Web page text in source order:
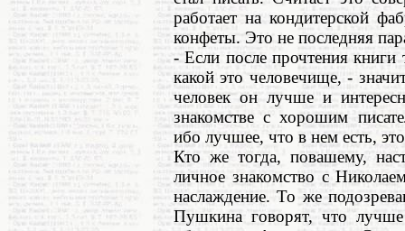
работает на кондитерской
конфеты. Это не последняя
- Если после прочтения книги
какой это человечище, -
человек он лучше и
знакомстве с хорошим
ибо лучшее, что в нем есть,
Кто же тогда, повашему,
личное знакомство с
наслаждение. То же
Пушкина говорят, что лучше